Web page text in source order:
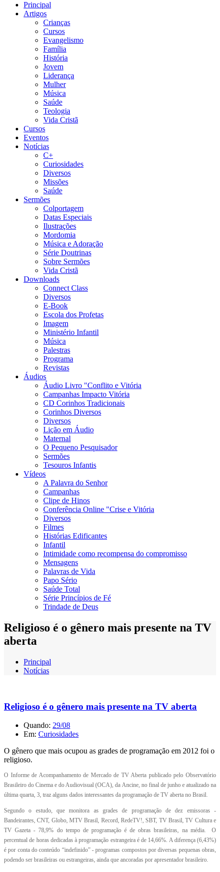
Principal
Artigos
Crianças
Cursos
Evangelismo
Família
História
Jovem
Liderança
Mulher
Música
Saúde
Teologia
Vida Cristã
Cursos
Eventos
Notícias
C+
Curiosidades
Diversos
Missões
Saúde
Sermões
Colportagem
Datas Especiais
Ilustrações
Mordomia
Música e Adoração
Série Doutrinas
Sobre Sermões
Vida Cristã
Downloads
Connect Class
Diversos
E-Book
Escola dos Profetas
Imagem
Ministério Infantil
Música
Palestras
Programa
Revistas
Áudios
Áudio Livro "Conflito e Vitória
Campanhas Impacto Vitória
CD Corinhos Tradicionais
Corinhos Diversos
Diversos
Lição em Áudio
Maternal
O Pequeno Pesquisador
Sermões
Tesouros Infantis
Vídeos
A Palavra do Senhor
Campanhas
Clipe de Hinos
Conferência Online "Crise e Vitória
Diversos
Filmes
Histórias Edificantes
Infantil
Intimidade como recompensa do compromisso
Mensagens
Palavras de Vida
Papo Sério
Saúde Total
Série Princípios de Fé
Trindade de Deus
Religioso é o gênero mais presente na TV
aberta
Principal
Notícias
Religioso é o gênero mais presente na TV aberta
Quando: 29/08
Em: Curiosidades
O gênero que mais ocupou as grades de programação em 2012 foi o
religioso.
O Informe de Acompanhamento de Mercado de TV Aberta publicado pelo Observatório
Brasileiro do Cinema e do Audiovisual (OCA), da Ancine, no final de junho e atualizado na
última quarta, 3, traz alguns dados interessantes da programação de TV aberta no Brasil.
Segundo o estudo, que monitora as grades de programação de dez emissoras -
Bandeirantes, CNT, Globo, MTV Brasil, Record, RedeTV!, SBT, TV Brasil, TV Cultura e
TV Gazeta - 78,9% do tempo de programação é de obras brasileiras, na média. O
percentual de horas dedicadas à programação estrangeira é de 14,66%. A diferença (6,43%)
é por conta do conteúdo “indefinido” - programas compostos por diversas pequenas obras,
podendo ser brasileiras ou estrangeiras, ainda que ancoradas por apresentador brasileiro.